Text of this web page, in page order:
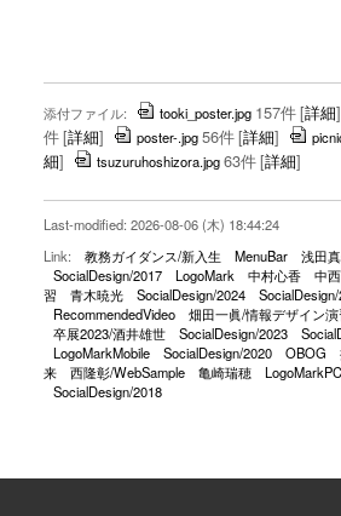
添付ファイル: tooki_poster.jpg 157件[詳細]
件[詳細] poster-.jpg56件[詳細]
細] tsuzuruhoshizora.jpg63件[詳細]
Last-modified: 2026-08-06 (木) 18:44:24
Link:
教務ガイダンス/新入生 MenuBar 浅田
SocialDesign/2017
LogoMark 中村心香
中
習
青木暁光 SocialDesign/2024
RecommendedVideo
畑田一眞/情報デザイン
卒展2023/酒井雄世
SocialDesign/2023
LogoMarkMobile
SocialDesign/2020 OBOG
来
西隆彰/WebSample 亀崎瑞穂 LogoMarkPC
SocialDesign/2018